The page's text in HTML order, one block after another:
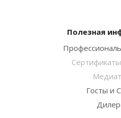
Полезная
Сертификаты
Госты и